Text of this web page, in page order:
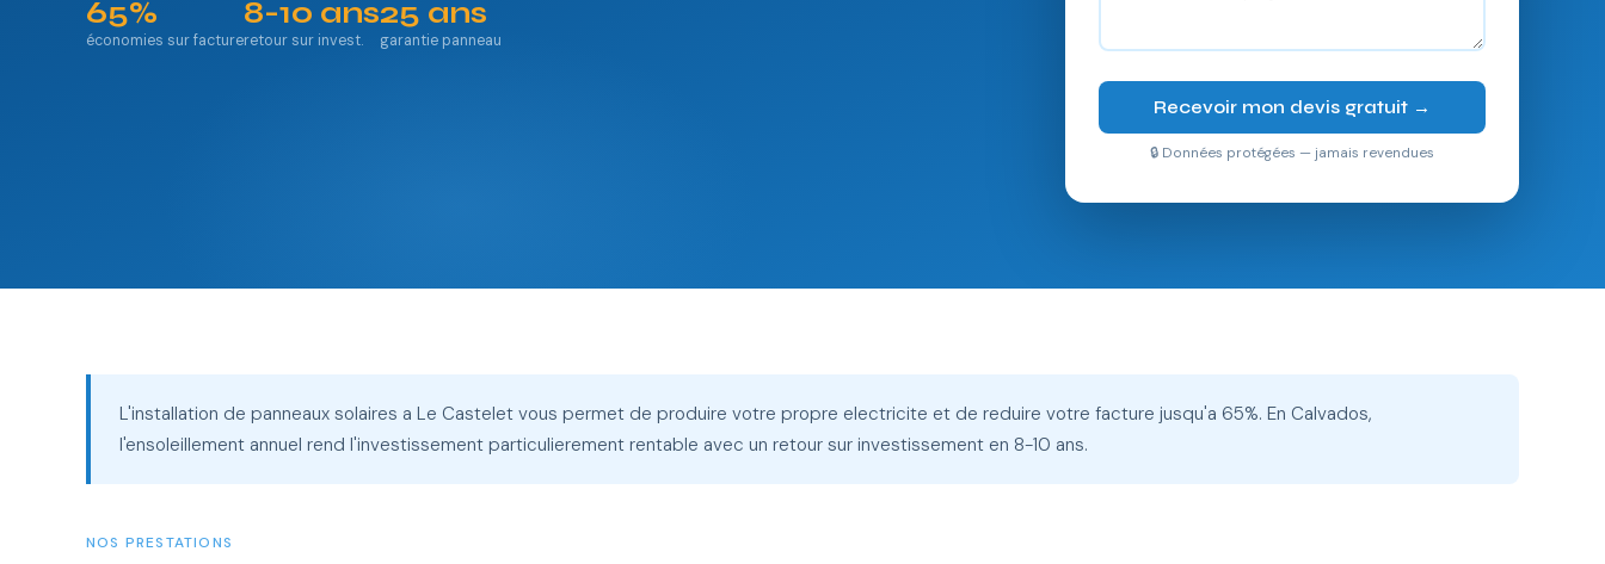
65%
économies sur facture
8-10 ans
retour sur invest.
25 ans
garantie panneau
Recevoir mon devis gratuit →
🔒 Données protégées — jamais revendues
L'installation de panneaux solaires a Le Castelet vous permet de produire votre propre electricite et de reduire votre facture jusqu'a 65%. En Calvados,
l'ensoleillement annuel rend l'investissement particulierement rentable avec un retour sur investissement en 8-10 ans.
NOS PRESTATIONS